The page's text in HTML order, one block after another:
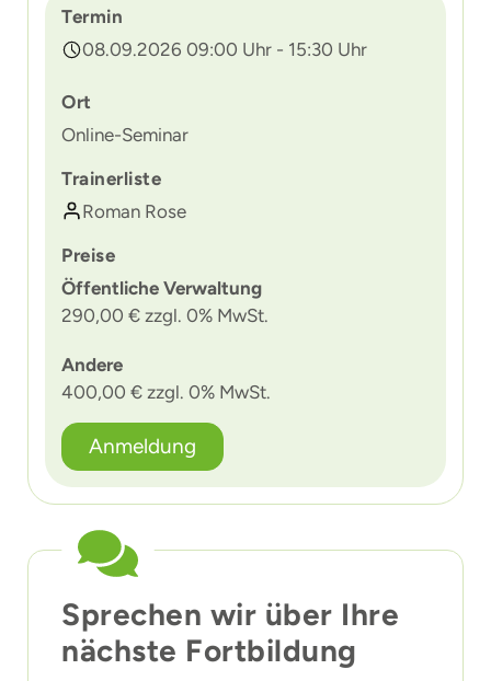
Termin
08.09.2026 09:00 Uhr - 15:30 Uhr
Ort
Online-Seminar
Trainerliste
Roman Rose
Preise
Öffentliche Verwaltung
290,00 € zzgl. 0% MwSt.
Andere
400,00 € zzgl. 0% MwSt.
Anmeldung
Sprechen wir über Ihre
nächste Fortbildung